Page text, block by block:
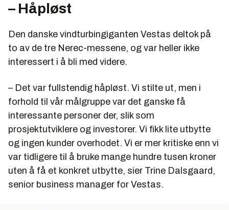
– Håpløst
Den danske vindturbingiganten Vestas deltok på
to av de tre Nerec-messene, og var heller ikke
interessert i å bli med videre.
– Det var fullstendig håpløst. Vi stilte ut, men i
forhold til vår målgruppe var det ganske få
interessante personer der, slik som
prosjektutviklere og investorer. Vi fikk lite utbytte
og ingen kunder overhodet. Vi er mer kritiske enn vi
var tidligere til å bruke mange hundre tusen kroner
uten å få et konkret utbytte, sier Trine Dalsgaard,
senior business manager for Vestas.